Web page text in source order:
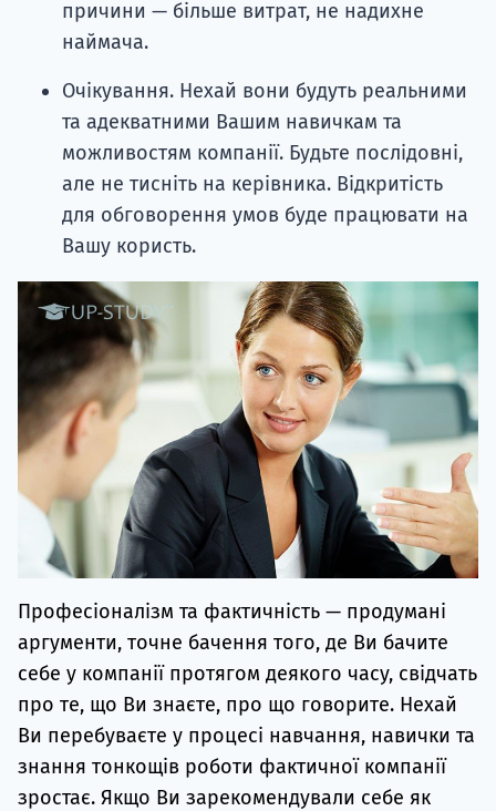
причини — більше витрат, не надихне
наймача.
Очікування. Нехай вони будуть реальними
та адекватними Вашим навичкам та
можливостям компанії. Будьте послідовні,
але не тисніть на керівника. Відкритість
для обговорення умов буде працювати на
Вашу користь.
Професіоналізм та фактичність — продумані
аргументи, точне бачення того, де Ви бачите
себе у компанії протягом деякого часу, свідчать
про те, що Ви знаєте, про що говорите. Нехай
Ви перебуваєте у процесі навчання, навички та
знання тонкощів роботи фактичної компанії
зростає. Якщо Ви зарекомендували себе як